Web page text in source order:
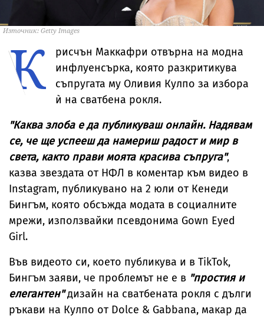
Източник: Getty Images
К
рисчън Маккафри отвърна на модна
инфлуенсърка, която разкритикува
съпругата му Оливия Кулпо за избора
ѝ на сватбена рокля.
"Каква злоба е да публикуваш онлайн. Надявам
се, че ще успееш да намериш радост и мир в
света, както прави моята красива съпруга",
казва звездата от НФЛ в коментар към видео в
Instagram, публикувано на 2 юли от Кенеди
Бингъм, която обсъжда модата в социалните
мрежи, използвайки псевдонима Gown Eyed
Girl.
Във видеото си, което публикува и в TikTok,
Бингъм заяви, че проблемът не е в "простия и
елегантен"дизайн на сватбената рокля с дълги
ръкави на Кулпо от Dolce & Gabbana, макар да